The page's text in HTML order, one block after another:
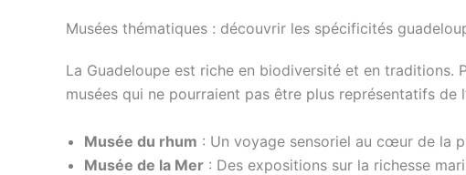
Musées thématiques : découvrir les spécificités
La Guadeloupe est riche en biodiversité et en
musées qui ne pourraient pas être plus représentatifs de
Musée du rhum : Un voyage sensoriel au cœur de la
Musée de la Mer : Des expositions sur la richesse